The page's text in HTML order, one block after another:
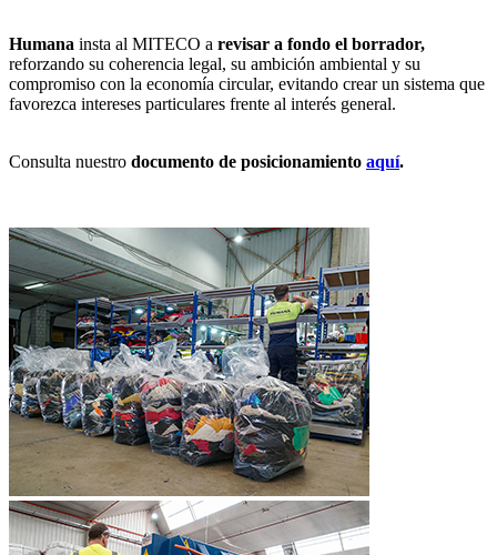
Humana insta al MITECO a revisar a fondo el borrador,
reforzando su coherencia legal, su ambición ambiental y su
compromiso con la economía circular, evitando crear un sistema que
favorezca intereses particulares frente al interés general.
Consulta nuestro documento de posicionamiento aquí.